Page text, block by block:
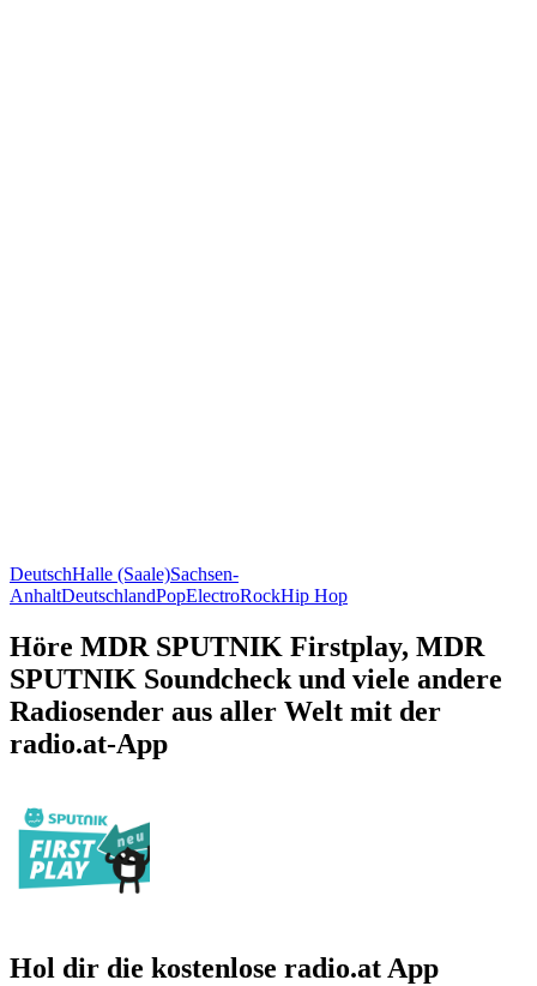
DeutschHalle (Saale)Sachsen-
AnhaltDeutschlandPopElectroRockHip Hop
Höre MDR SPUTNIK Firstplay, MDR
SPUTNIK Soundcheck und viele andere
Radiosender aus aller Welt mit der
radio.at-App
Hol dir die kostenlose radio.at App